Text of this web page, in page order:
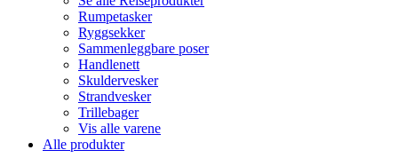
Rumpetasker
Ryggsekker
Sammenleggbare poser
Handlenett
Skuldervesker
Strandvesker
Trillebager
Vis alle varene
Alle produkter